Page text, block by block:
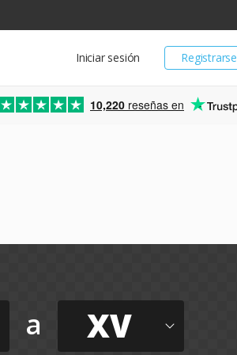
Registrarse
Iniciar sesión
10,220 reseñas en
a XV